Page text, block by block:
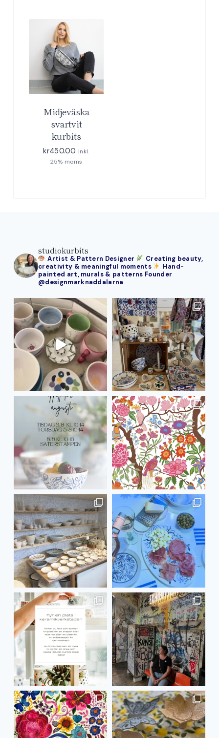
Midjeväska
svartvit
kurbits
kr450.00 Inkl.
25% moms
studiokurbits
Artist & Pattern Designer
Creating beauty,
creativity & meaningful moments
Hand-
painted art, murals & patterns Founder
@designmarknaddalarna